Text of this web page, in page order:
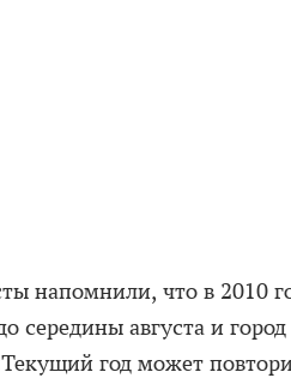
напомнили, что в 2010
середины августа и
год может